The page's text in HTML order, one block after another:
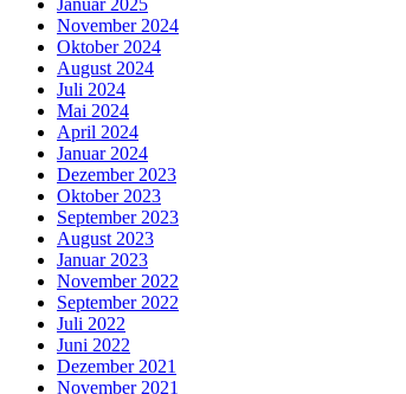
November 2024
Oktober 2024
August 2024
Juli 2024
Mai 2024
April 2024
Januar 2024
Dezember 2023
Oktober 2023
September 2023
August 2023
Januar 2023
November 2022
September 2022
Juli 2022
Juni 2022
Dezember 2021
November 2021